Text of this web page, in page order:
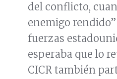
del conflicto,
enemigo
fuerzas
esperaba que lo
CICR también